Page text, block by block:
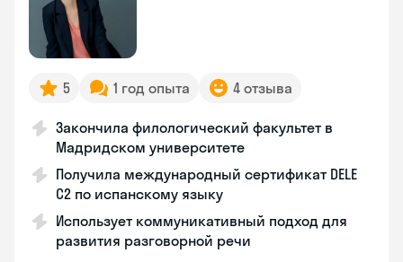
5 1 год опыта 4 отзыва
Закончила филологический факультет в
Мадридском университете
Получила международный сертификат DELE
C2 по испанскому языку
Использует коммуникативный подход для
развития разговорной речи